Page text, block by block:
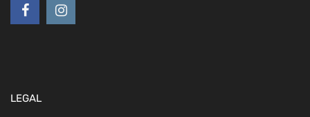
LEGAL